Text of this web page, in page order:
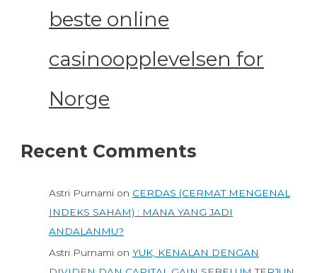
beste online
casinoopplevelsen for
Norge
Recent Comments
Astri Purnami on CERDAS (CERMAT MENGENAL
INDEKS SAHAM) : MANA YANG JADI
ANDALANMU?
Astri Purnami onYUK, KENALAN DENGAN